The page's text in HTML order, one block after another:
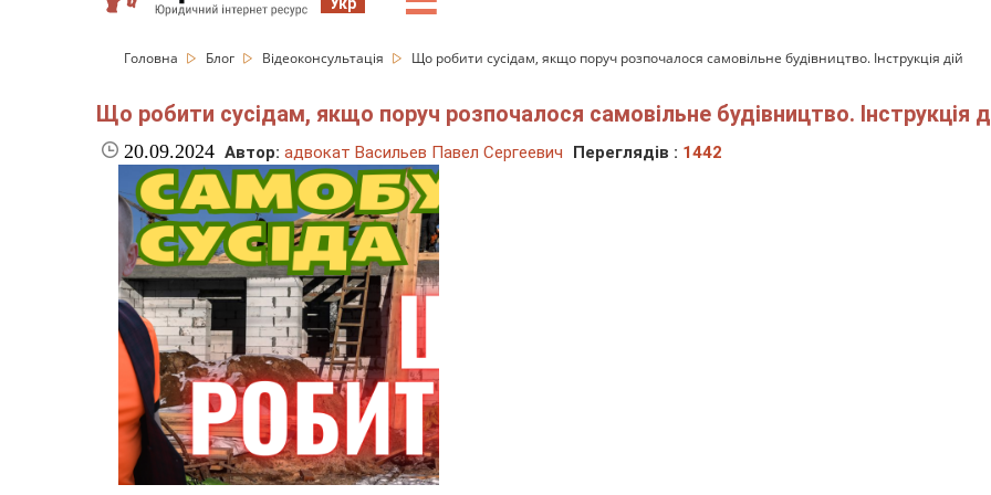
Головна Блог Відеоконсультація Що робити сусідам, якщо поруч розпочалося самовільне будівництво. Інструкція дій
Що робити сусідам, якщо поруч розпочалося самовільне будівництво. Інструкція
20.09.2024 Автор: адвокат Васильев Павел Сергеевич Переглядів : 1442